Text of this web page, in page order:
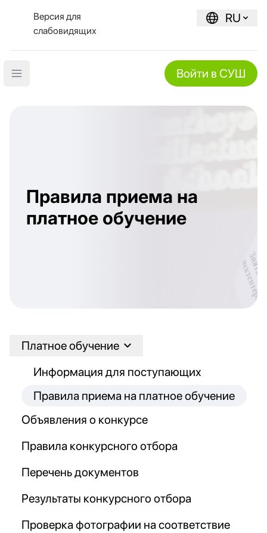
Версия для
слабовидящих
RU
Open main menu Войти в СУШ
Правила приема на
платное обучение
Платное обучение
Информация для поступающих
Правила приема на платное обучение
Объявления о конкурсе
Правила конкурсного отбора
Перечень документов
Результаты конкурсного отбора
Проверка фотографии на соответствие